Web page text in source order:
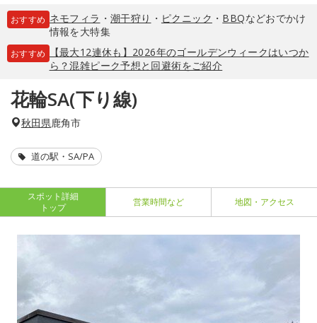
おすすめ ネモフィラ ・ 潮干狩り ・ ピクニック ・ BBQなどおでかけ
情報を大特集
おすすめ
【最大12連休も】2026年のゴールデンウィークはいつか
ら？混雑ピーク予想と回避術をご紹介
花輪SA(下り線)
秋田県鹿角市
道の駅・SA/PA
スポット詳細
トップ
営業時間など 地図・アクセス